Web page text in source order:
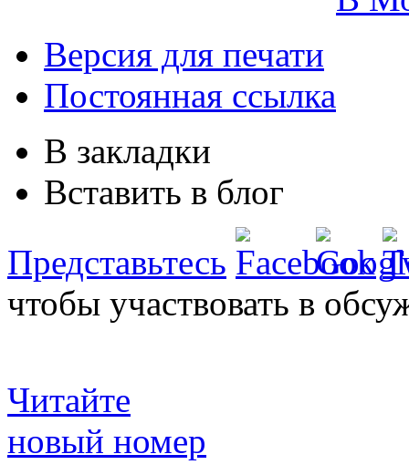
Версия для печати
Постоянная ссылка
В закладки
Вставить в блог
Представьтесь
чтобы участвовать в
Читайте
новый номер